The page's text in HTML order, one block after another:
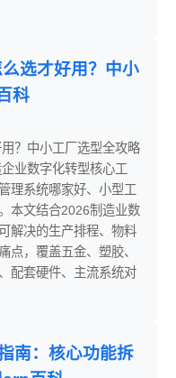
选才好用？中小
科
？中小工厂选型全攻略
业数字化转型核心工
理系统哪家好、小型工
本文结合2026制造业数
解决的生产排程、物料
点，覆盖五金、塑胶、
配套硬件、主流系统对
南：核心功能拆